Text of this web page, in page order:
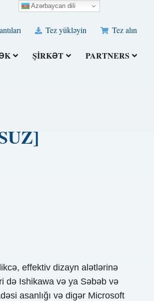
Tez yükləyin Tez alın
ŞIRKƏT PARTNERS
effektiv dizayn alətlərinə
də Ishikawa və ya Səbəb və
asanlığı və digər Microsoft
Azərbaycan dili